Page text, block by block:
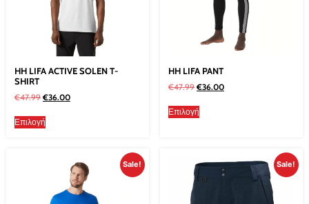
HH LIFA ACTIVE SOLEN T-
SHIRT
€47.99 €36.00
Επιλογή
HH LIFA PANT
€47.99 €36.00
Επιλογή
Sale! Sale!